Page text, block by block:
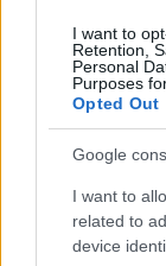
I want to
Retention,
Personal
Purposes
Opted Out
Google
I want to
related to
device
érkezett. A
elismert
életkorú,
rézfúvós